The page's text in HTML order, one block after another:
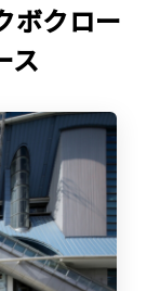
ボクロー
ス